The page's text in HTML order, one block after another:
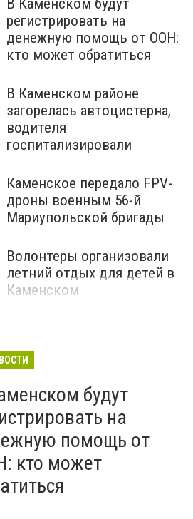
В Каменском будут
регистрировать на
денежную помощь от ООН:
кто может обратиться
В Каменском районе
загорелась автоцистерна,
водителя
госпитализировали
Каменское передало FPV-
дроны военным 56-й
Мариупольской бригады
Волонтеры организовали
летний отдых для детей в
Каменском
будут
на
помощь от
кто может